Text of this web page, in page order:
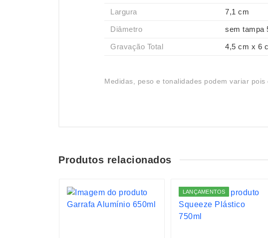
Largura 7,1 cm
Diâmetro sem tampa
Gravação Total 4,5 cm x 6
Medidas, peso e tonalidades podem variar
Produtos relacionados
LANÇAMENTOS